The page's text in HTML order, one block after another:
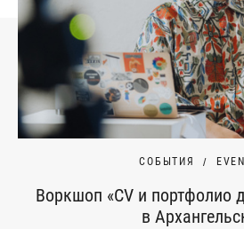
СОБЫТИЯ
Воркшоп «CV и портфолио
в